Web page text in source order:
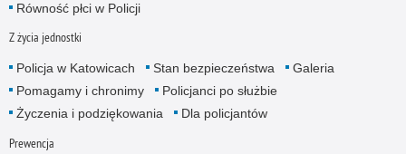
Równość płci w Policji
Z życia jednostki
Policja w Katowicach Stan bezpieczeństwa
Galeria
Pomagamy i chronimy
Policjanci po służbie
Życzenia i podziękowania
Dla policjantów
Prewencja